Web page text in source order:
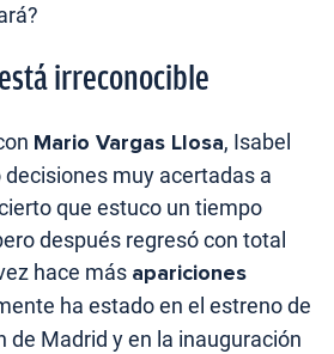
irreconocible
Mario Vargas Llosa, Isabel
muy acertadas a
que estuco un tiempo
después regresó con total
hace más apariciones
ha estado en el estreno de
de Madrid y en la inauguración